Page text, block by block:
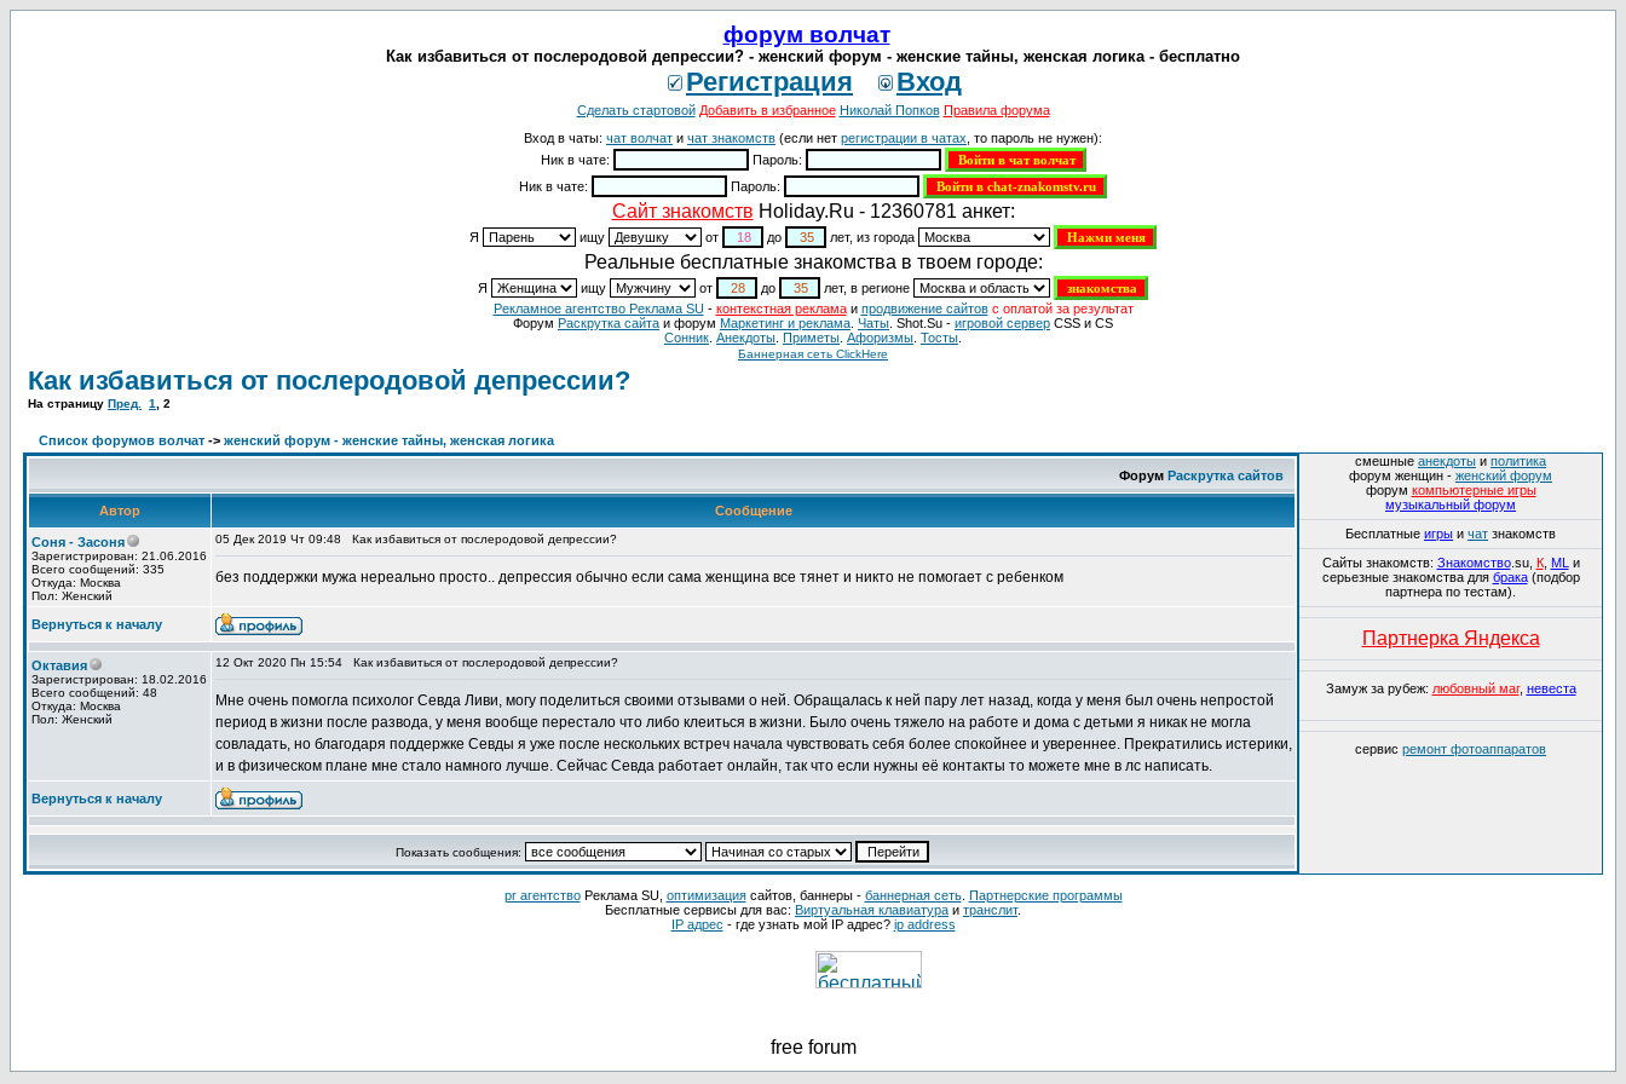
форум волчат
Как избавиться от послеродовой депрессии? - женский форум - женские тайны, женская логика - бесплатно
Регистрация Вход
Сделать стартовой Добавить в избранное Николай Попков Правила форума
Вход в чаты: чат волчат и чат знакомств (если нет регистрации в чатах , то пароль не нужен):
Ник в чате:
Пароль:
Ник в чате:
Пароль:
Cайт знакомств Holiday.Ru - 12360781 анкет:
Я ищу от до лет, из города
Реальные бесплатные знакомства в твоем городе:
Я ищу от до
лет, в регионе
Рекламное агентство Реклама SU- контекстная рекламаи продвижение сайтов с оплатой за результат
Форум Раскрутка сайта и форум Маркетинг и реклама Чаты . Shot.Su - игровой сервер CSS и CS
Сонник Анекдоты Приметы Aфоризмы Тосты
Баннерная сеть ClickHere
Как избавиться от послеродовой депрессии?
На страницу Пред. 1 2
Список форумов волчат -> женский форум - женские тайны, женская логика
Форум Раскрутка сайтов
Автор Сообщение
Соня - Засоня
Зарегистрирован: 21.06.2016
Всего сообщений: 335
Откуда: Москва
Пол: Женский
05 Дек 2019 Чт 09:48 Как избавиться от послеродовой депрессии?
без поддержки мужа нереально просто.. депрессия обычно если сама женщина все тянет и никто не помогает с ребенком
Вернуться к началу
Октавия
Зарегистрирован: 18.02.2016
Всего сообщений: 48
Откуда: Москва
Пол: Женский
12 Окт 2020 Пн 15:54 Как избавиться от послеродовой депрессии?
Мне очень помогла психолог Севда Ливи, могу поделиться своими отзывами о ней. Обращалась к ней пару лет назад, когда у меня был очень непростой
период в жизни после развода, у меня вообще перестало что либо клеиться в жизни. Было очень тяжело на работе и дома с детьми я никак не могла
совладать, но благодаря поддержке Севды я уже после нескольких встреч начала чувствовать себя более спокойнее и увереннее. Прекратились истерики,
и в физическом плане мне стало намного лучше. Сейчас Севда работает онлайн, так что если нужны её контакты то можете мне в лс написать.
Вернуться к началу
Показать сообщения:
смешные анекдоты и политика
форум женщин - женский форум
форум компьютерные игры
музыкальный форум
Бесплатные игры и чат знакомств
Сайты знакомств: Знакомство.su, К, ML и
серьезные знакомства для брака(подбор
партнера по тестам).
Партнерка Яндекса
Замуж за рубеж: любовный маг, невеста
сервис ремонт фотоаппаратов
pr агентствоРеклама SU, оптимизациясайтов, баннеры - баннерная сеть. Партнерские программы
Бесплатные сервисы для вас: Виртуальная клавиатура и транслит.
IP адрес - где узнать мой IP адрес? ip address
free forum